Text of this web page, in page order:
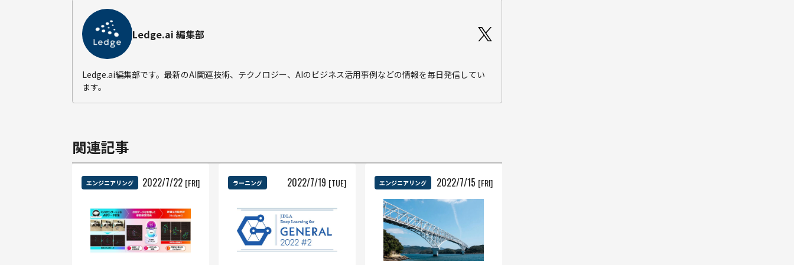
Ledge.ai 編集部
Ledge.ai編集部です。最新のAI関連技術、テクノロジー、AIのビジネス活用事例などの情報を毎日発信してい
ます。
関連記事
エンジニアリング 2022/7/22 [FRI] ラーニング 2022/7/19 [TUE] エンジニアリング 2022/7/15 [FRI]